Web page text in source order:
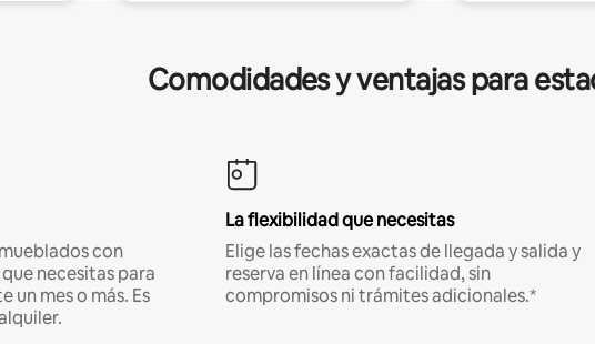
Comodidades y ventajas para
con
necesitas para
mes o más. Es
La flexibilidad que necesitas
Elige las fechas exactas de llegada y salida y
reserva en línea con facilidad, sin
compromisos ni trámites adicionales.*